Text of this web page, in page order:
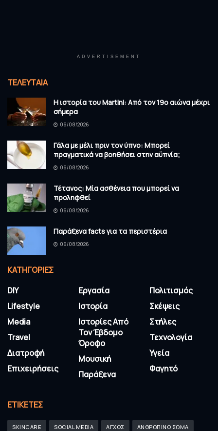
ADVERTISEMENT
ΤΕΛΕΥΤΑΊΑ
Η ιστορία του Martini: Από τον 19ο αιώνα μέχρι
σήμερα
06/08/2026
Γάλα με μέλι πριν τον ύπνο: Μπορεί
πραγματικά να βοηθήσει στην αϋπνία;
06/08/2026
Τέτανος: Μία ασθένεια που μπορεί να
προληφθεί
06/08/2026
Παράξενα facts για τα περιστέρια
06/08/2026
KΑΤΗΓΟΡΊΕΣ
DIY
Lifestyle
Media
Travel
Διατροφή
Επιχειρήσεις
Εργασία
Ιστορία
Ιστορίες Από
Τον Έβδομο
Όροφο
Μουσική
Παράξενα
Πολιτισμός
Σκέψεις
Στήλες
Τεχνολογία
Υγεία
Φαγητό
ΕΤΙΚΈΤΕΣ
SKINCARE SOCIAL MEDIA ΑΓΧΟΣ ΑΝΘΡΩΠΙΝΟ ΣΩΜΑ